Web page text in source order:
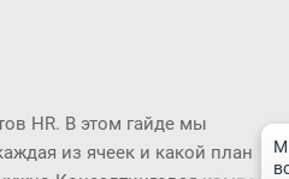
в платформу встроены
интерфейс - создавать
HR. В этом гайде мы
из ячеек и какой план